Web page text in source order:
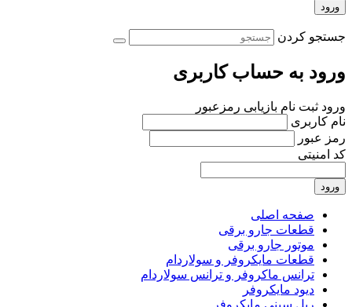
ورود
جستجو کردن
ورود به حساب کاربری
ورود ثبت نام بازیابی رمزعبور
نام کاربری
رمز عبور
کد امنیتی
ورود
صفحه اصلی
قطعات جارو برقی
موتور جارو برقی
قطعات مایکروفر و سولاردام
ترانس ماکروفر و ترانس سولاردام
دیود مایکروفر